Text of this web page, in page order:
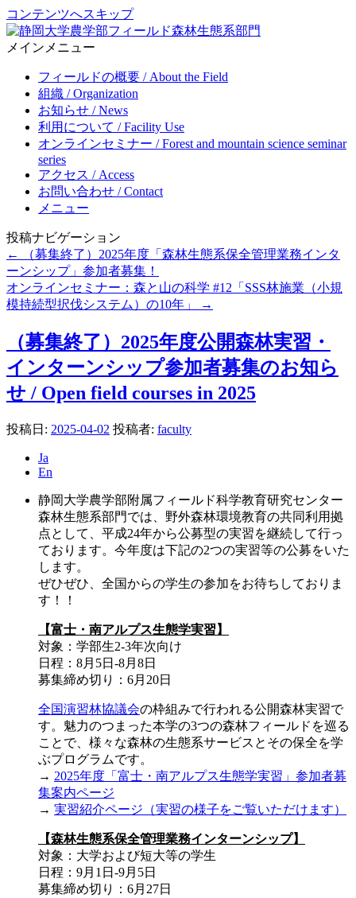
コンテンツへスキップ
science, Faculty of Agriculture, Shizuoka University
メインメニュー
フィールドの概要 / About the Field
組織 / Organization
お知らせ / News
利用について / Facility Use
オンラインセミナー / Forest and mountain science seminar
series
アクセス / Access
お問い合わせ / Contact
メニュー
投稿ナビゲーション
←
（募集終了）2025年度「森林生態系保全管理業務インタ
ーンシップ」参加者募集！
オンラインセミナー：森と山の科学 #12「SSS林施業（小規
模持続型択伐システム）の10年」
→
（募集終了）2025年度公開森林実習・
インターンシップ参加者募集のお知ら
せ / Open field courses in 2025
投稿日: 2025-04-02 投稿者: faculty
Ja
En
静岡大学農学部附属フィールド科学教育研究センター
森林生態系部門では、野外森林環境教育の共同利用拠
点として、平成24年から公募型の実習を継続して行っ
ております。今年度は下記の2つの実習等の公募をいた
します。
ぜひぜひ、全国からの学生の参加をお待ちしておりま
す！！
【富士・南アルプス生態学実習】
対象：学部生2-3年次向け
日程：8月5日-8月8日
募集締め切り：6月20日
全国演習林協議会の枠組みで行われる公開森林実習で
す。魅力のつまった本学の3つの森林フィールドを巡る
ことで、様々な森林の生態系サービスとその保全を学
ぶプログラムです。
→ 2025年度「富士・南アルプス生態学実習」参加者募
集案内ページ
→ 実習紹介ページ（実習の様子をご覧いただけます）
【森林生態系保全管理業務インターンシップ】
対象：大学および短大等の学生
日程：9月1日-9月5日
募集締め切り：6月27日